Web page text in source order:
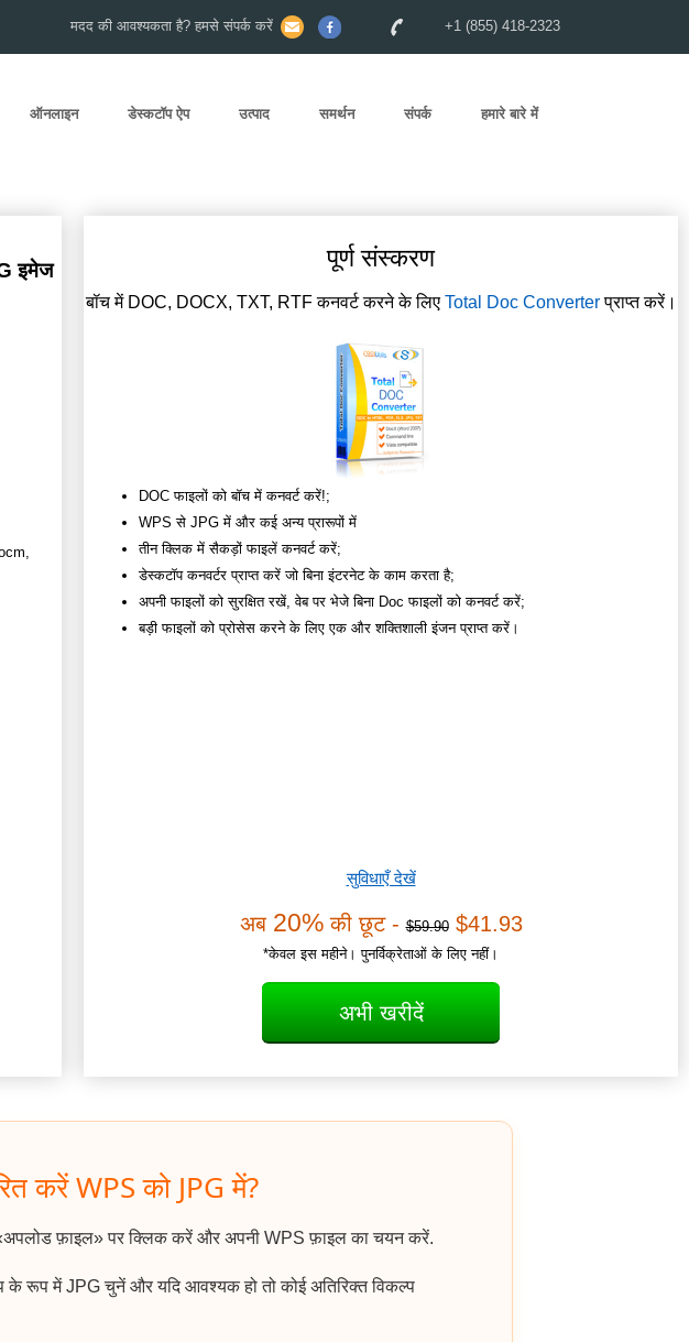
मदद की आवश्यकता है? हमसे संपर्क करें +1 (855) 418-2323
ऑनलाइन डेस्कटॉप ऐप उत्पाद समर्थन संपर्क हमारे बारे में
इमेज पूर्ण संस्करण
बॉच में DOC, DOCX, TXT, RTF कनवर्ट करने के लिए Total Doc Converterप्राप्त करें।
DOC फाइलों को बॉच में कनवर्ट करें!;
WPS से JPG में और कई अन्य प्रारूपों में
तीन क्लिक में सैकड़ों फाइलें कनवर्ट करें;
डेस्कटॉप कनवर्टर प्राप्त करें जो बिना इंटरनेट के काम करता है;
अपनी फाइलों को सुरक्षित रखें, वेब पर भेजे बिना Doc फाइलों को कनवर्ट करें;
बड़ी फाइलों को प्रोसेस करने के लिए एक और शक्तिशाली इंजन प्राप्त करें।
सुविधाएँ देखें
अब 20%की छूट -$59.90$41.93
*केवल इस महीने। पुनर्विक्रेताओं के लिए नहीं।
अभी खरीदें
करें WPS को JPG में?
फ़ाइल» पर क्लिक करें और अपनी WPS फ़ाइल का चयन करें.
रूप में JPG चुनें और यदि आवश्यक हो तो कोई अतिरिक्त विकल्प